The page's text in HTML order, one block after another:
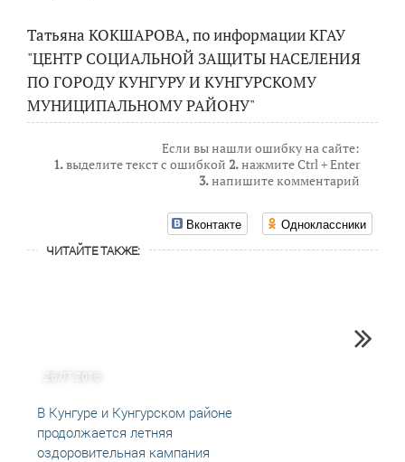
Татьяна КОКШАРОВА, по информации КГАУ
"ЦЕНТР СОЦИАЛЬНОЙ ЗАЩИТЫ НАСЕЛЕНИЯ
ПО ГОРОДУ КУНГУРУ И КУНГУРСКОМУ
МУНИЦИПАЛЬНОМУ РАЙОНУ"
Если вы нашли ошибку на сайте:
1.выделите текст с ошибкой 2.нажмите Ctrl + Enter
3.напишите комментарий
Вконтакте Одноклассники
ЧИТАЙТЕ ТАКЖЕ:
26.07.2016
В Кунгуре и Кунгурском районе
продолжается летняя
оздоровительная кампания